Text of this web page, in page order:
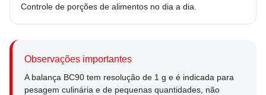
Controle de porções de alimentos no dia a dia.
Observações importantes
A balança BC90 tem resolução de 1 g e é indicada para
pesagem culinária e de pequenas quantidades, não